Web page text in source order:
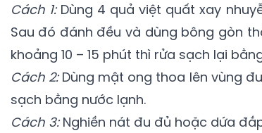
Cách 1: Dùng 4 quả việt quất xay
Sau đó đánh đều và dùng bông gòn
khoảng 10 – 15 phút thì rửa sạch lại
Cách 2:Dùng mật ong thoa lên vùng
sạch bằng nước lạnh.
Cách 3: Nghiền nát đu đủ hoặc dứa